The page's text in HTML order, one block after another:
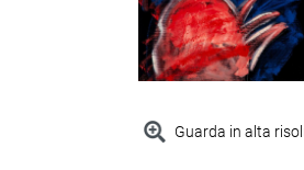
Guarda in alta